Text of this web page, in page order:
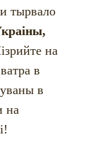
тырвало
ы,
на
в
в
на